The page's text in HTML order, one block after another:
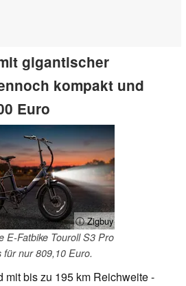
gigantischer
kompakt und
Euro
ⓘ Zigbuy
E-Fatbike Touroll S3 Pro
für nur 809,10 Euro.
bis zu 195 km Reichweite -